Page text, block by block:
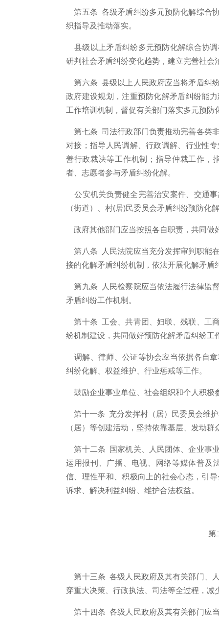
第五条 各级矛盾纠纷多元预防化解综合
织指导及推动落实。
县级以上矛盾纠纷多元预防化解综合协
研判社会矛盾纠纷变化趋势，建立完善社
第六条 县级以上人民政府应当将矛盾纠
政府建设规划，注重预防化解矛盾纠纷能
工作培训机制，督促有关部门落实多元预防
第七条 司法行政部门负责推动完善各类
对接；指导人民调解、行政调解、行业性
善行政裁决等工作机制；指导仲裁工作，
者、志愿者参与矛盾纠纷化解。
公安机关负责健全完善治安案件、交通
（街道）、村(居)民委员会矛盾纠纷预防化
政府其他部门应当按照各自职责，共同做
第八条 人民法院应当充分发挥审判职能
接的化解矛盾纠纷机制，依法开展化解矛盾
第九条 人民检察院应当依法履行法律监
矛盾纠纷工作机制。
第十条 工会、共青团、妇联、残联、工
纷机制建设，共同做好预防化解矛盾纠纷工
调解、律师、公证等协会应当依据各自
纠纷化解、权益维护、行业惩戒等工作。
鼓励企业事业单位、社会组织和个人积极
第十一条 充分发挥村（居）民委员会维
（居）等创建活动，坚持依靠基层、发动
第十二条 国家机关、人民团体、企业事
运用报刊、广播、电视、网络等媒体普及
信、理性平和、积极向上的社会心态，引
诉求、解决利益纠纷、维护合法权益。
第
第十三条 各级人民政府及其有关部门、
穿重大决策、行政执法、司法等全过程，减
第十四条 各级人民政府及其有关部门应